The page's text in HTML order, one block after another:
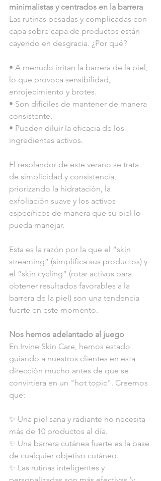
minimalistas y centrados en la barrera
Las rutinas pesadas y complicadas con
capa sobre capa de productos están
cayendo en desgracia. ¿Por qué?
• A menudo irritan la barrera de la piel,
lo que provoca sensibilidad,
enrojecimiento y brotes.
• Son difíciles de mantener de manera
consistente.
• Pueden diluir la eficacia de los
ingredientes activos.
El resplandor de este verano se trata
de simplicidad y consistencia,
priorizando la hidratación, la
exfoliación suave y los activos
específicos de manera que su piel lo
pueda manejar.
Esta es la razón por la que el “skin
streaming” (simplifica sus productos) y
el “skin cycling” (rotar activos para
obtener resultados favorables a la
barrera de la piel) son una tendencia
fuerte en este momento.
Nos hemos adelantado al juego
En Irvine Skin Care, hemos estado
guiando a nuestros clientes en esta
dirección mucho antes de que se
convirtiera en un "hot topic". Creemos
que:
✨ Una piel sana y radiante no necesita
más de 10 productos al día.
✨ Una barrera cutánea fuerte es la base
de cualquier objetivo cutáneo.
✨ Las rutinas inteligentes y